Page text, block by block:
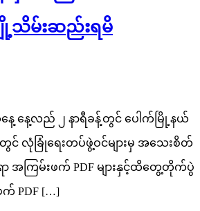
မ်းဆည်းရမိ
ေ့ နေ့လည် ၂ နာရီခန့်တွင် ပေါက်မြို့နယ်
င် လုံခြုံရေးတပ်ဖွဲ့ဝင်များမှ အသေးစိတ်
အကြမ်းဖက် PDF များနှင့်ထိတွေ့တိုက်ပွဲ
က် PDF […]